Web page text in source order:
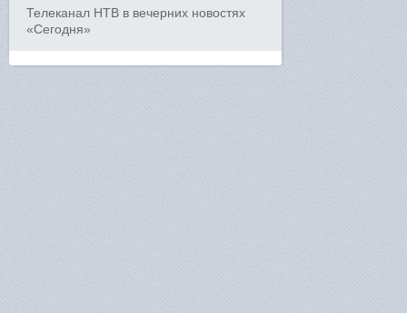
Телеканал НТВ в вечерних новостях
«Сегодня»